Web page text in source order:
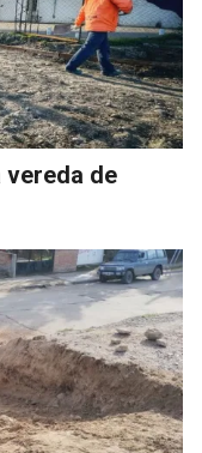
vereda de